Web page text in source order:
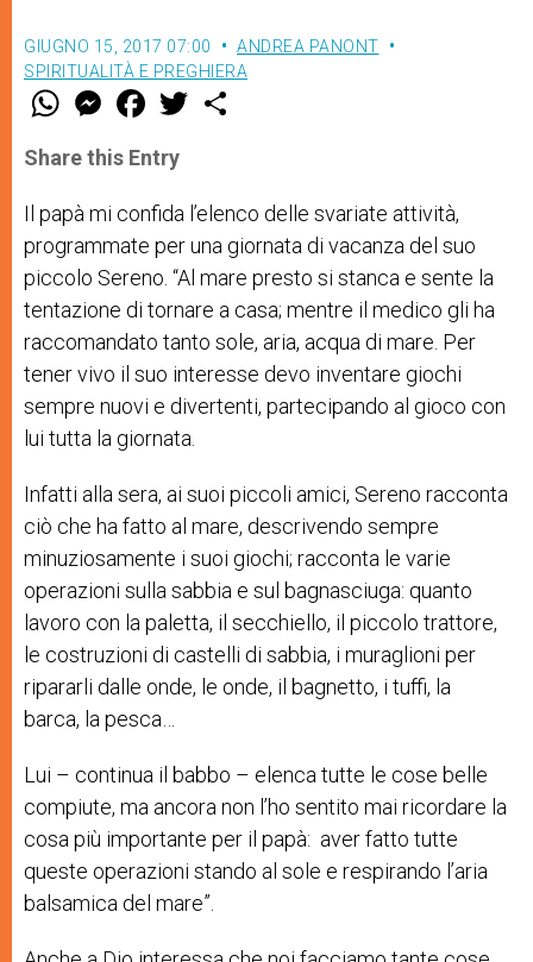
GIUGNO 15, 2017 07:00
ANDREA PANONT
SPIRITUALITÀ E PREGHIERA
W
t
s
p
p
M
e
s
e
g
e
r
F
a
e
b
o
k
w
r
Share this Entry
Il papà mi confida l’elenco delle svariate attività,
programmate per una giornata di vacanza del suo
piccolo Sereno. “Al mare presto si stanca e sente la
tentazione di tornare a casa; mentre il medico gli ha
raccomandato tanto sole, aria, acqua di mare. Per
tener vivo il suo interesse devo inventare giochi
sempre nuovi e divertenti, partecipando al gioco con
lui tutta la giornata.
Infatti alla sera, ai suoi piccoli amici, Sereno racconta
ciò che ha fatto al mare, descrivendo sempre
minuziosamente i suoi giochi; racconta le varie
operazioni sulla sabbia e sul bagnasciuga: quanto
lavoro con la paletta, il secchiello, il piccolo trattore,
le costruzioni di castelli di sabbia, i muraglioni per
ripararli dalle onde, le onde, il bagnetto, i tuffi, la
barca, la pesca…
Lui – continua il babbo – elenca tutte le cose belle
compiute, ma ancora non l’ho sentito mai ricordare la
cosa più importante per il papà: aver fatto tutte
queste operazioni stando al sole e respirando l’aria
balsamica del mare”.